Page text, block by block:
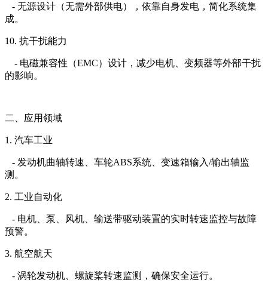
- 无源设计（无需外部供电），依靠自身发电，简化系统集
成。
10. 抗干扰能力
- 电磁兼容性（EMC）设计，减少电机、变频器等外部干扰
的影响。
二、应用领域
1. 汽车工业
- 发动机曲轴转速、车轮ABS系统、变速箱输入/输出轴监
测。
2. 工业自动化
- 电机、泵、风机、输送带驱动装置的实时转速监控与故障
预警。
3. 航空航天
- 涡轮发动机、螺旋桨转速监测，确保安全运行。